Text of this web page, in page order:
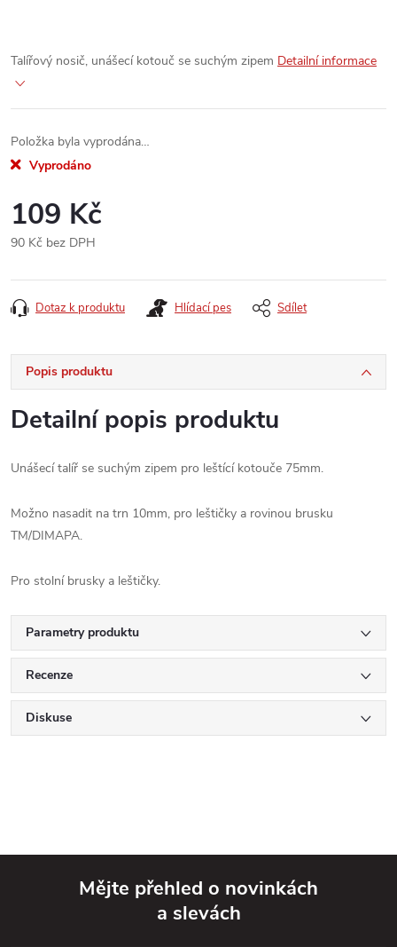
Talířový nosič, unášecí kotouč se suchým zipem Detailní informace
Položka byla vyprodána…
Vyprodáno
109 Kč
90 Kč bez DPH
cena:
Dotaz k produktu Hlídací pes Sdílet
Popis produktu
Detailní popis produktu
Unášecí talíř se suchým zipem pro leštící kotouče 75mm.
Možno nasadit na trn 10mm, pro leštičky a rovinou brusku
TM/DIMAPA.
Pro stolní brusky a leštičky.
Parametry produktu
Recenze
Diskuse
Mějte přehled o novinkách
a slevách